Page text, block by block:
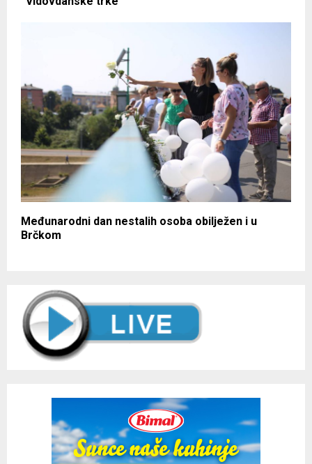
Međunarodni dan nestalih osoba obilježen i u
Brčkom